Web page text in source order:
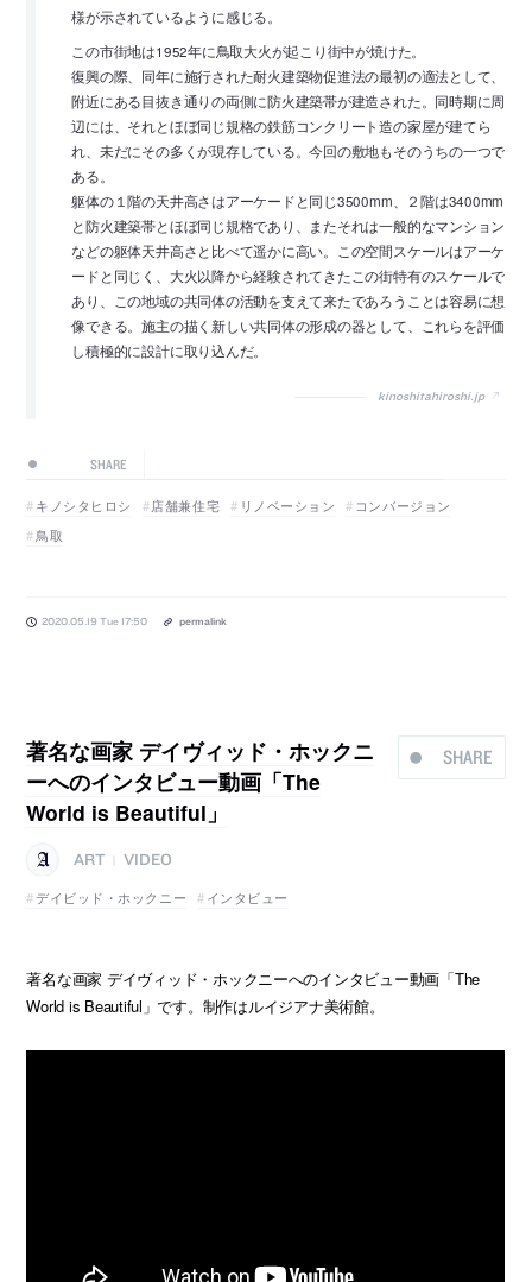
様が示されているように感じる。
この市街地は1952年に鳥取大火が起こり街中が焼けた。
復興の際、同年に施行された耐火建築物促進法の最初の適法として、
附近にある目抜き通りの両側に防火建築帯が建造された。同時期に周
辺には、それとほぼ同じ規格の鉄筋コンクリート造の家屋が建てら
れ、未だにその多くが現存している。今回の敷地もそのうちの一つで
ある。
躯体の１階の天井高さはアーケードと同じ3500mm、２階は3400mm
と防火建築帯とほぼ同じ規格であり、またそれは一般的なマンション
などの躯体天井高さと比べて遥かに高い。この空間スケールはアーケ
ードと同じく、大火以降から経験されてきたこの街特有のスケールで
あり、この地域の共同体の活動を支えて来たであろうことは容易に想
像できる。施主の描く新しい共同体の形成の器として、これらを評価
し積極的に設計に取り込んだ。
kinoshitahiroshi.jp
SHARE
キノシタヒロシ 店舗兼住宅 リノベーション
コンバージョン
鳥取
2020.05.19 Tue 17:50 permalink
SHARE
著名な画家 デイヴィッド・ホックニ
ーへのインタビュー動画「The
World is Beautiful」
ART
VIDEO
デイビッド・ホックニー
インタビュー
著名な画家 デイヴィッド・ホックニーへのインタビュー動画「The
World is Beautiful」です。制作はルイジアナ美術館。